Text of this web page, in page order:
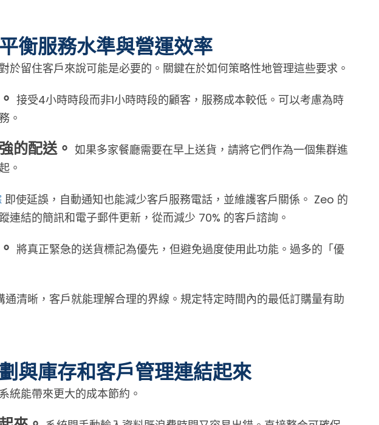
衡服務水準與營運效率
於留住客戶來說可能是必要的。關鍵在於如何策略性地管理這些要求。
接受4小時時段而非1小時時段的顧客，服務成本較低。可以考慮為時
。
的配送。 如果多家餐廳需要在早上送貨，請將它們作為一個集群進
。
即使延誤，自動通知也能減少客戶服務電話，並維護客戶關係。 Zeo 的
連結的簡訊和電子郵件更新，從而減少 70% 的客戶諮詢。
將真正緊急的送貨標記為優先，但避免過度使用此功能。過多的「優
通清晰，客戶就能理解合理的界線。規定特定時間內的最低訂購量有助
與庫存和客戶管理連結起來
統能帶來更大的成本節約。